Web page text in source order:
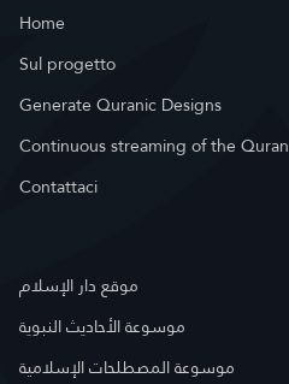
Home
Sul progetto
Generate Quranic Designs
Continuous streaming of the Quran
Contattaci
موقع دار الإسلام
موسوعة الأحاديث النبوية
موسوعة المصطلحات الإسلامية